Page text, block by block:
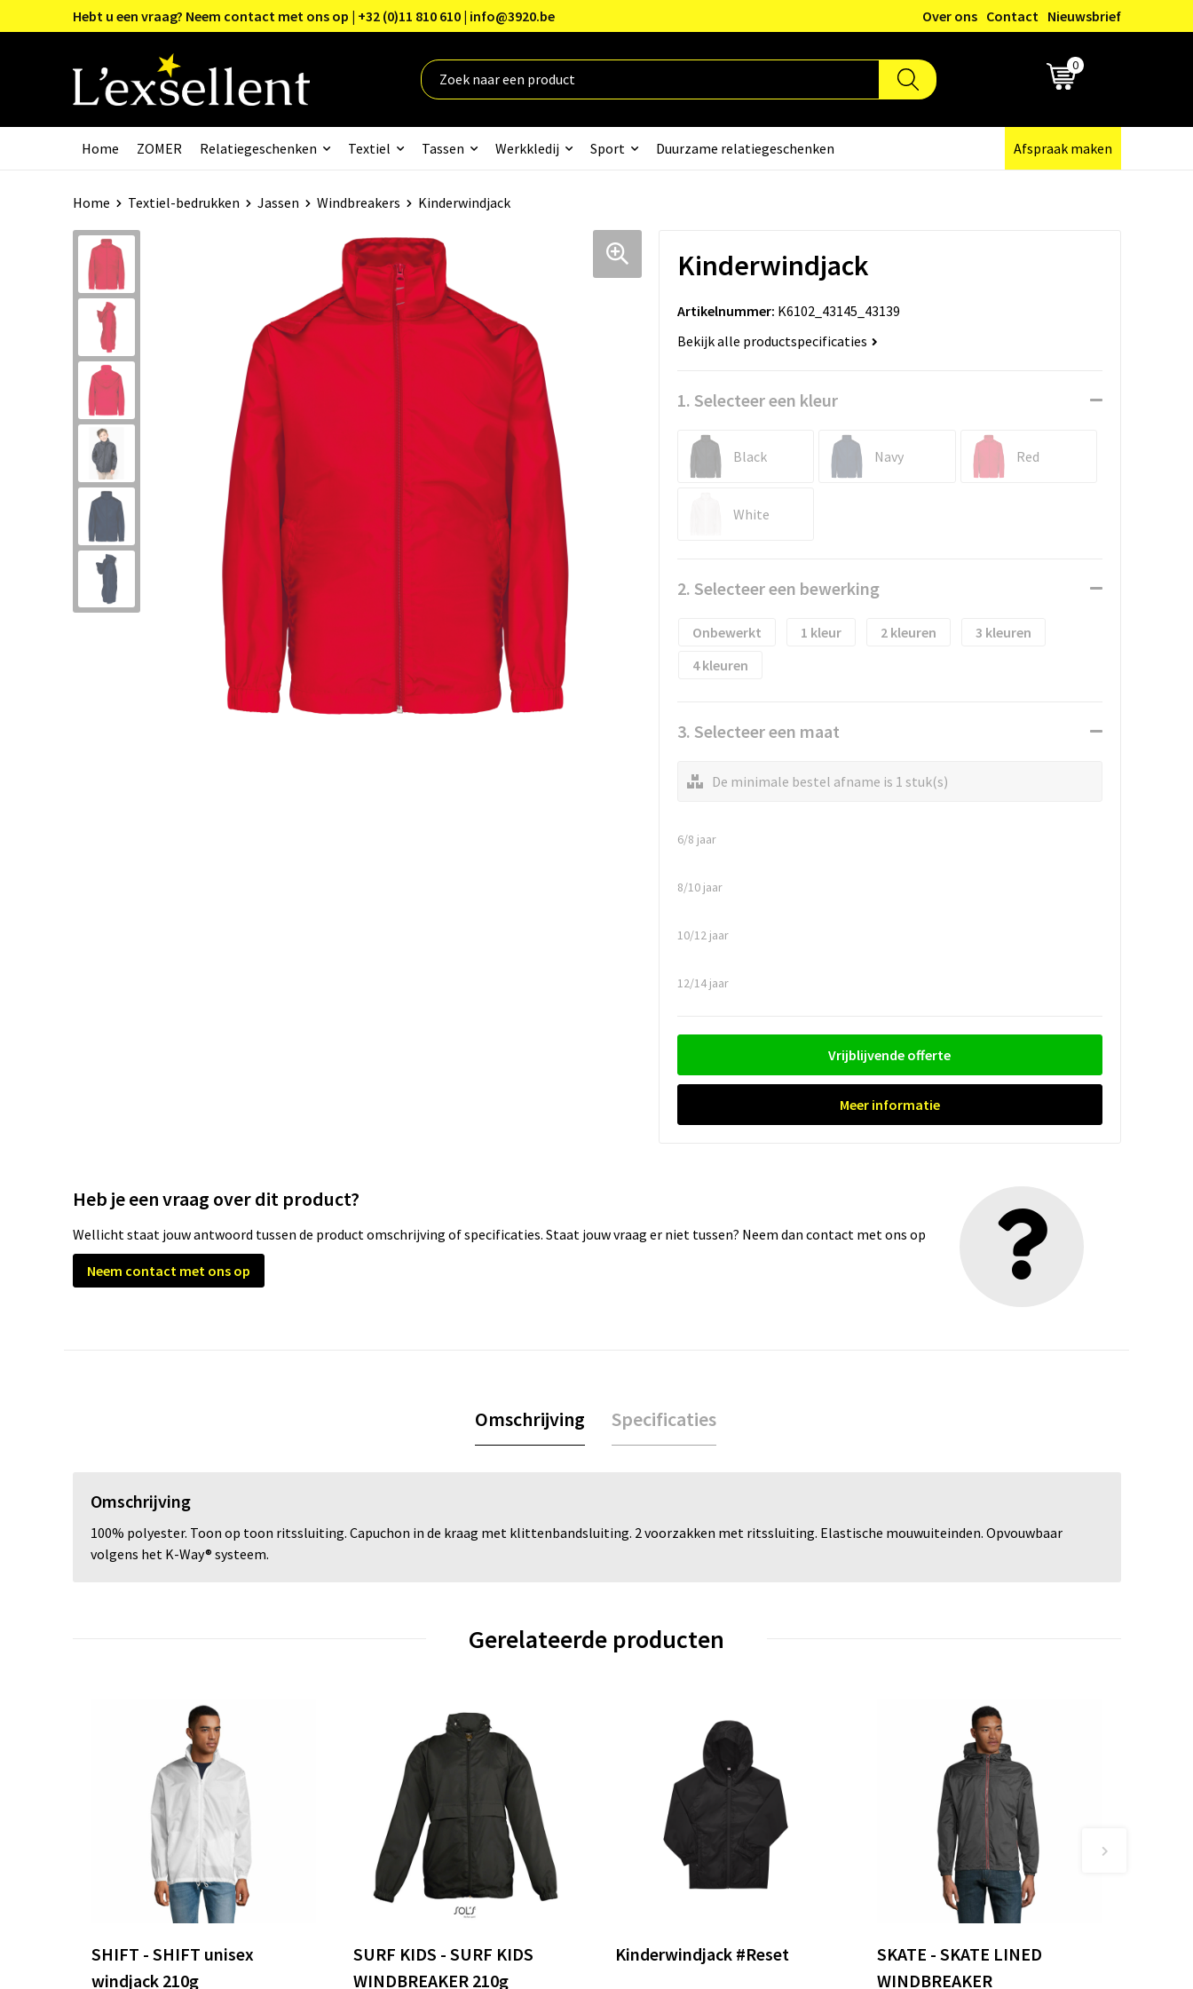
Hebt u een vraag? Neem contact met ons op | +32 (0)11 810 610 | info@3920.be Over ons Contact Nieuwsbrief
0
Home ZOMER Relatiegeschenken Textiel Tassen Werkkledij Sport Duurzame relatiegeschenken Afspraak maken
Home Textiel-bedrukken Jassen Windbreakers Kinderwindjack
Kinderwindjack
Artikelnummer: K6102_43145_43139
Bekijk alle productspecificaties
1. Selecteer een kleur
Black Navy Red
White
2. Selecteer een bewerking
Onbewerkt 1 2
3
4
3. Selecteer een maat
De minimale bestel afname is 1 stuk(s)
6/8 jaar
8/10 jaar
10/12 jaar
12/14 jaar
Vrijblijvende offerte
Meer informatie
Heb je een vraag over dit product?
Wellicht staat jouw antwoord tussen de product omschrijving of specificaties. Staat jouw vraag er niet tussen? Neem dan contact met ons op
Neem contact met ons op
Omschrijving Specificaties
Omschrijving
100% polyester. Toon op toon ritssluiting. Capuchon in de kraag met klittenbandsluiting. 2 voorzakken met ritssluiting. Elastische mouwuiteinden. Opvouwbaar
volgens het K-Way® systeem.
Gerelateerde producten
SHIFT - SHIFT unisex
windjack 210g
SURF KIDS - SURF KIDS
WINDBREAKER 210g
Kinderwindjack #Reset
SKATE - SKATE LINED
WINDBREAKER